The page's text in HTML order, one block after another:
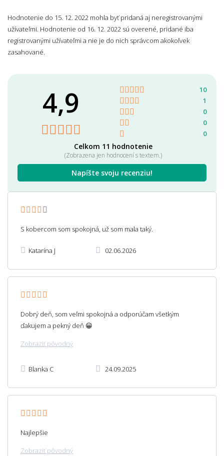
Hodnotenie do 15. 12. 2022 mohla byť pridaná aj neregistrovanými
užívateľmi. Hodnotenie od 16. 12. 2022 sú overené, pridané iba
registrovanými užívateľmi a nie je do nich správcom akokoľvek
zasahované.
4,9
Celkom 11 hodnotenie
(Zobrazena jen hodnocení s textem.)
Napíšte svoju recenziu!
10
1
0
0
0
S kobercom som spokojná, už som mala taký.
Katarína J 02.06.2026
Dobrý deň, som veľmi spokojná a odporúčam všetkým
ďakujem a pekný deň 😀
Zobraziť pôvodný
Blanka C 24.09.2025
Najlepšie
Zobraziť pôvodný